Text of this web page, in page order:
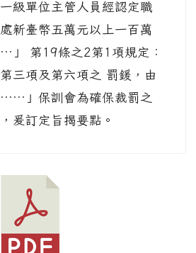
級單位主管人員經認定職
新臺幣五萬元以上一百萬
」 第19條之2第1項規定：
三項及第六項之 罰鍰，由
」保訓會為確保裁罰之
爰訂定旨揭要點。